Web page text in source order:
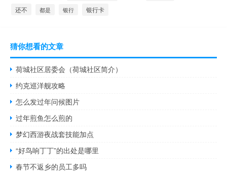
还不 都是 银行 银行卡
猜你想看的文章
荷城社区居委会（荷城社区简介）
约克巡洋舰攻略
怎么发过年问候图片
过年煎鱼怎么煎的
梦幻西游夜战套技能加点
“好鸟响丁丁”的出处是哪里
春节不返乡的员工多吗